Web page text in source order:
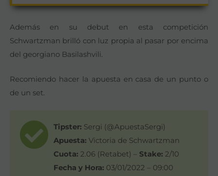
Además en su debut en esta competición
Schwartzman brilló con luz propia al pasar por encima
del georgiano Basilashvili.
Recomiendo hacer la apuesta en casa de un punto o
de un set.
Tipster: Sergi (@ApuestaSergi)
Apuesta: Victoria de Schwartzman
Cuota: 2.06 (Retabet) – Stake: 2/10
Fecha y Hora: 03/01/2022 – 09:00